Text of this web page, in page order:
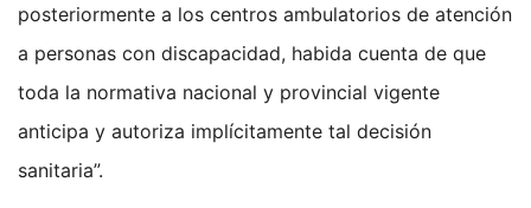
posteriormente a los centros ambulatorios de atención
a personas con discapacidad, habida cuenta de que
toda la normativa nacional y provincial vigente
anticipa y autoriza implícitamente tal decisión
sanitaria”.